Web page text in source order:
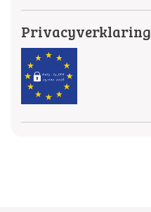
Privacyverklaring